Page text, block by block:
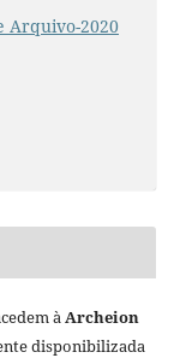
Arquivo-2020
àArcheion
disponibilizada